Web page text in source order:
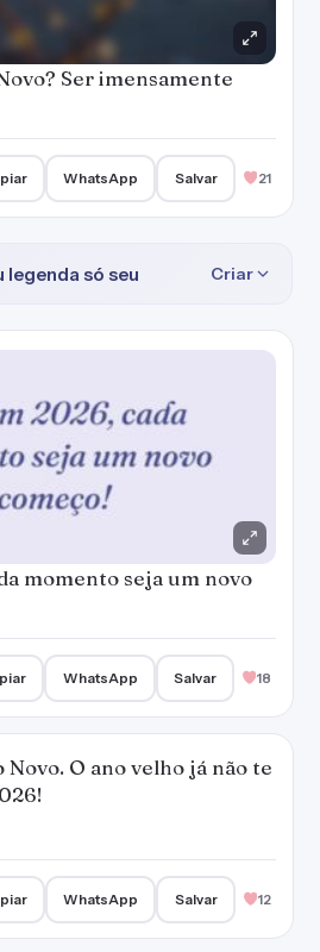
Ser imensamente
WhatsApp Salvar 21
legenda só seu Criar
momento seja um novo
WhatsApp Salvar 18
Novo. O ano velho já não te
WhatsApp Salvar 12